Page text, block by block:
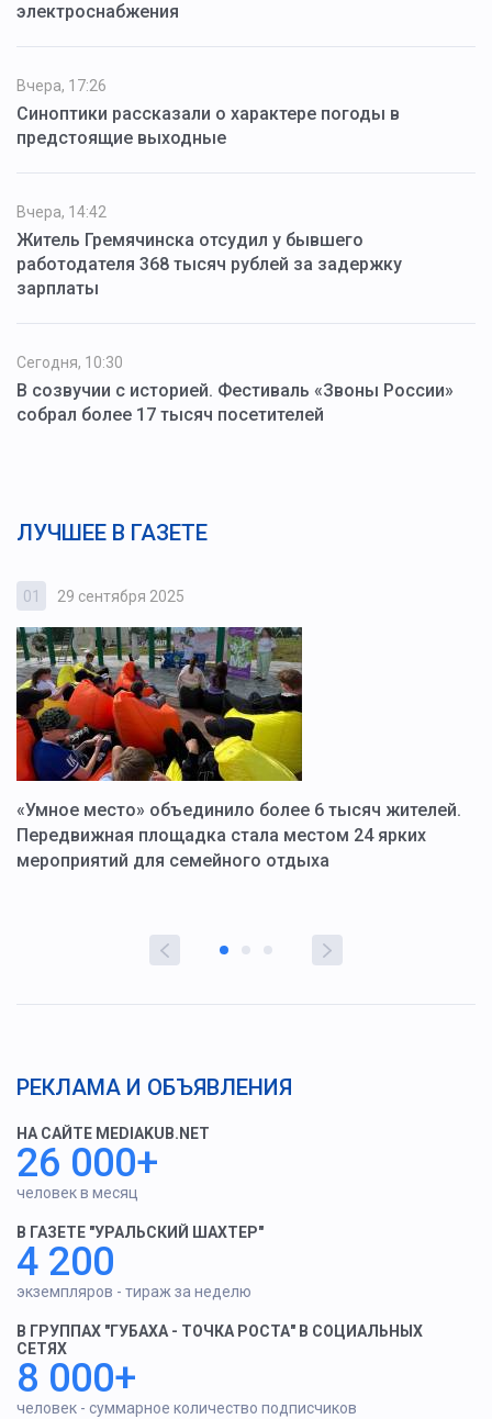
электроснабжения
Вчера, 17:26
Синоптики рассказали о характере погоды в
предстоящие выходные
Вчера, 14:42
Житель Гремячинска отсудил у бывшего
работодателя 368 тысяч рублей за задержку
зарплаты
Сегодня, 10:30
В созвучии с историей. Фестиваль «Звоны России»
собрал более 17 тысяч посетителей
ЛУЧШЕЕ В ГАЗЕТЕ
01 29 сентября 2025
«Умное место» объединило более 6 тысяч жителей.
Передвижная площадка стала местом 24 ярких
мероприятий для семейного отдыха
РЕКЛАМА И ОБЪЯВЛЕНИЯ
НА САЙТЕ MEDIAKUB.NET
26 000+
человек в месяц
В ГАЗЕТЕ "УРАЛЬСКИЙ ШАХТЕР"
4 200
экземпляров - тираж за неделю
В ГРУППАХ "ГУБАХА - ТОЧКА РОСТА" В СОЦИАЛЬНЫХ
СЕТЯХ
8 000+
человек - суммарное количество подписчиков